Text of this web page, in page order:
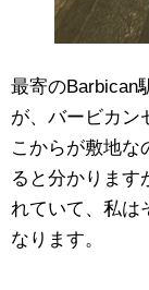
最寄のBarbican
が、バービカン
こからが敷地
ると分かります
れていて、私は
なります。